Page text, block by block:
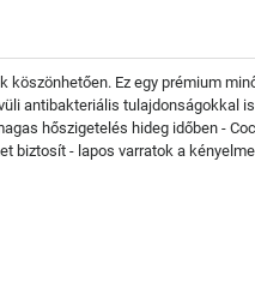
Ez egy prémium
antibakteriális tulajdonságokkal
hőszigetelés hideg időben -
biztosít - lapos varratok a